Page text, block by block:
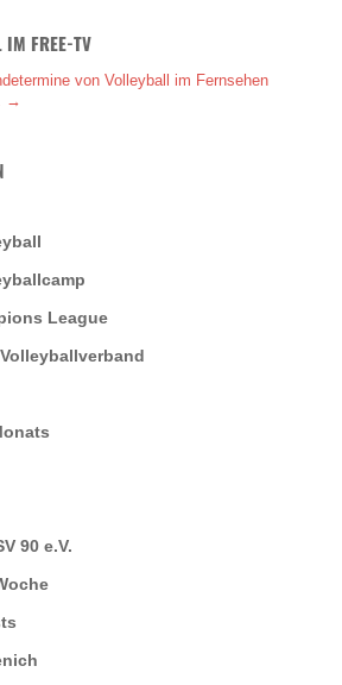
IM FREE-TV
von Volleyball im Fernsehen
→
League
90 e.V.